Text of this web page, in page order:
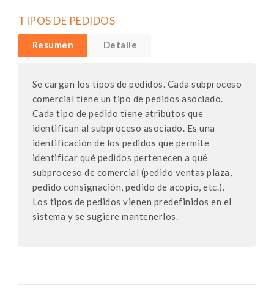
TIPOS DE PEDIDOS
Resumen Detalle
Se cargan los tipos de pedidos. Cada subproceso
comercial tiene un tipo de pedidos asociado.
Cada tipo de pedido tiene atributos que
identifican al subproceso asociado. Es una
identificación de los pedidos que permite
identificar qué pedidos pertenecen a qué
subproceso de comercial (pedido ventas plaza,
pedido consignación, pedido de acopio, etc.).
Los tipos de pedidos vienen predefinidos en el
sistema y se sugiere mantenerlos.